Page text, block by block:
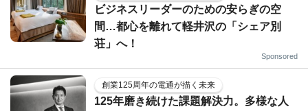
ビジネスリーダーのための安らぎの空
間…都心を離れて軽井沢の「シェア別
荘」へ！
Sponsored
創業125周年の電通が描く未来
125年磨き続けた課題解決力。多様な人